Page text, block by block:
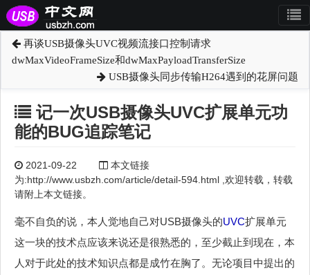
再谈USB摄像头UVC视频流接口控制请求
dwMaxVideoFrameSize和dwMaxPayloadTransferSize
USB摄像头同步传输H264遇到的花屏问题
记一次USB摄像头UVC扩展单元功
能的BUG追踪笔记
2021-09-22
本文链接
为:http://www.usbzh.com/article/detail-594.html ,欢迎转载，转载
请附上本文链接。
毫不自负的说，本人觉地自己对USB摄像头的UVC扩展单元
这一块的技术点应该来说还是很熟悉的，至少截止到现在，本
人对于此处的技术知识点都是成竹在胸了。无论项目中提出的